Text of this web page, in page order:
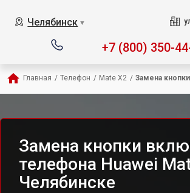
Челябинск ▼
+7 (800) 350-
Главная / Телефон / Mate X2 / Замена
Замена кнопки
телефона Huawei
Челябинске